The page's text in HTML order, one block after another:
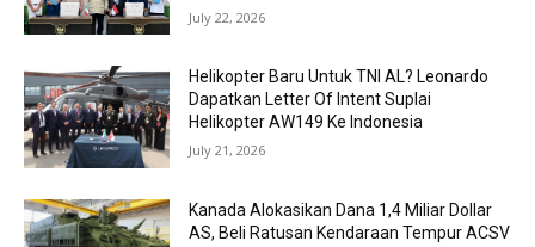
July 22, 2026
Helikopter Baru Untuk TNI AL? Leonardo
Dapatkan Letter Of Intent Suplai
Helikopter AW149 Ke Indonesia
July 21, 2026
Kanada Alokasikan Dana 1,4 Miliar Dollar
AS, Beli Ratusan Kendaraan Tempur ACSV